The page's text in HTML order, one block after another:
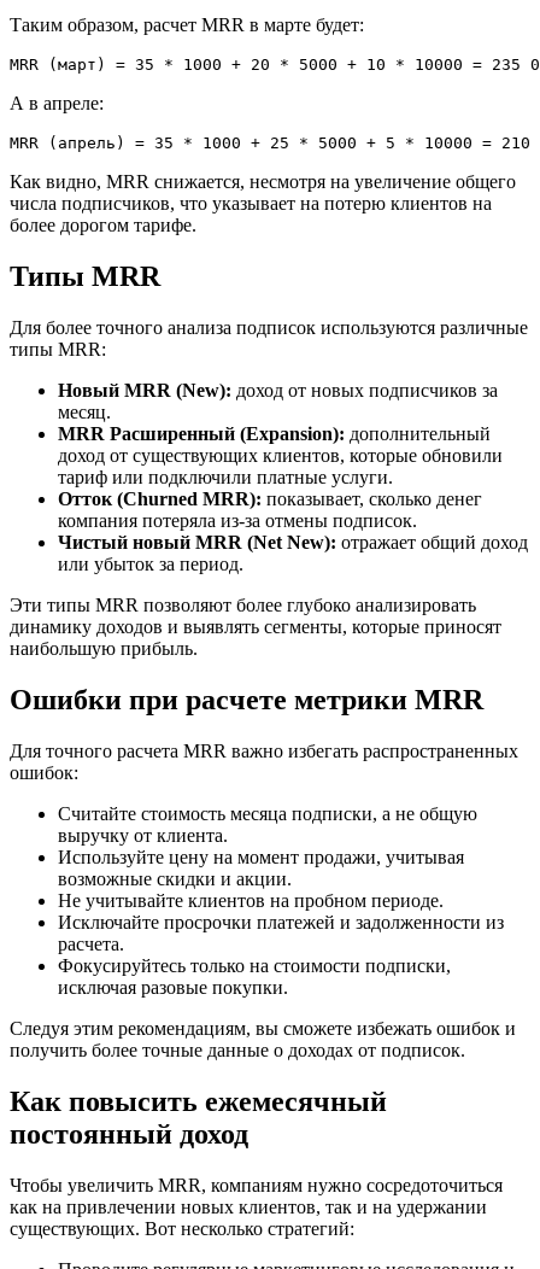
Таким образом, расчет MRR в марте будет:
А в апреле:
Как видно, MRR снижается, несмотря на увеличение общего
числа подписчиков, что указывает на потерю клиентов на
более дорогом тарифе.
Типы MRR
Для более точного анализа подписок используются различные
типы MRR:
Новый MRR (New): доход от новых подписчиков за
месяц.
MRR Расширенный (Expansion): дополнительный
доход от существующих клиентов, которые обновили
тариф или подключили платные услуги.
Отток (Churned MRR): показывает, сколько денег
компания потеряла из-за отмены подписок.
Чистый новый MRR (Net New): отражает общий доход
или убыток за период.
Эти типы MRR позволяют более глубоко анализировать
динамику доходов и выявлять сегменты, которые приносят
наибольшую прибыль.
Ошибки при расчете метрики MRR
Для точного расчета MRR важно избегать распространенных
ошибок:
Считайте стоимость месяца подписки, а не общую
выручку от клиента.
Используйте цену на момент продажи, учитывая
возможные скидки и акции.
Не учитывайте клиентов на пробном периоде.
Исключайте просрочки платежей и задолженности из
расчета.
Фокусируйтесь только на стоимости подписки,
исключая разовые покупки.
Следуя этим рекомендациям, вы сможете избежать ошибок и
получить более точные данные о доходах от подписок.
Как повысить ежемесячный
постоянный доход
Чтобы увеличить MRR, компаниям нужно сосредоточиться
как на привлечении новых клиентов, так и на удержании
существующих. Вот несколько стратегий: